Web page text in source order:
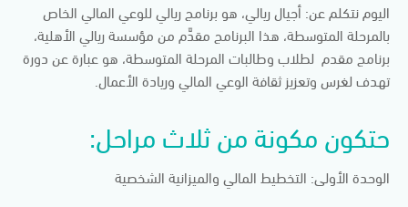
اليوم نتكلم عن: أجيال ريالي، هو برنامج ريالي للوعي المالي الخاص
بالمرحلة المتوسطة، هذا البرنامج مقدَّم من مؤسسة ريالي الأهلية،
برنامج مقدم لطلاب وطالبات المرحلة المتوسطة، هو عبارة عن دورة
تهدف لغرس وتعزيز ثقافة الوعي المالي وريادة الأعمال.
حتكون مكونة من ثلاث مراحل:
الوحدة الأولى: التخطيط المالي والميزانية الشخصية